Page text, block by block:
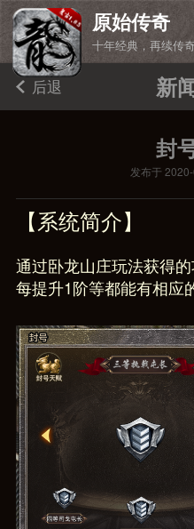
原始传奇
十年经典，再续传
后退 新
封
发布于
【系统简介】
通过卧龙山庄玩法获得
每提升1阶等都能有相应